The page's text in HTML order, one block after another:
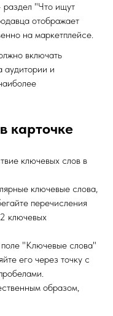
"Что ищут
отображает
на маркетплейсе.
включать
аудитории и
карточке
ключевых слов в
ключевые слова,
перечисления
ключевых
"Ключевые слова"
его через точку с
образом,